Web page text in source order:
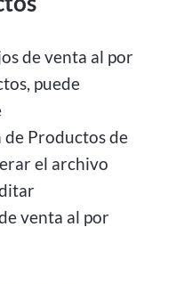
de venta al por
puede
Productos de
el archivo
venta al por